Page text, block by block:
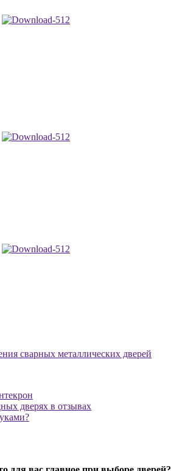
сварных металлических дверей
дверях в отзывах